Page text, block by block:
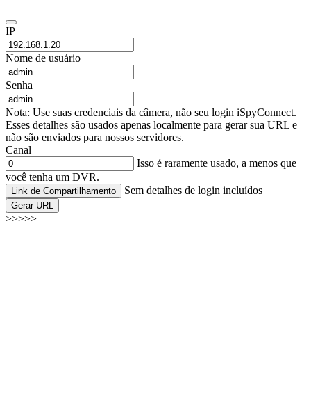
IP
Nome de usuário
Senha
Nota: Use suas credenciais da câmera, não seu login iSpyConnect.
Esses detalhes são usados apenas localmente para gerar sua URL e
não são enviados para nossos servidores.
Canal
Isso é raramente usado, a menos que
você tenha um DVR.
Link de Compartilhamento Sem detalhes de login incluídos
Gerar URL
>>>>>